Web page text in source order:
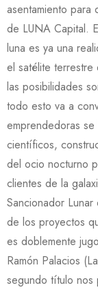
asentamiento para
de LUNA Capital.
luna es ya una
el satélite
las posibilidades
todo esto va a
emprendedoras
científicos,
del ocio nocturno
clientes de la
Sancionador
de los proyectos
es doblemente
Ramón Palacios
segundo título nos